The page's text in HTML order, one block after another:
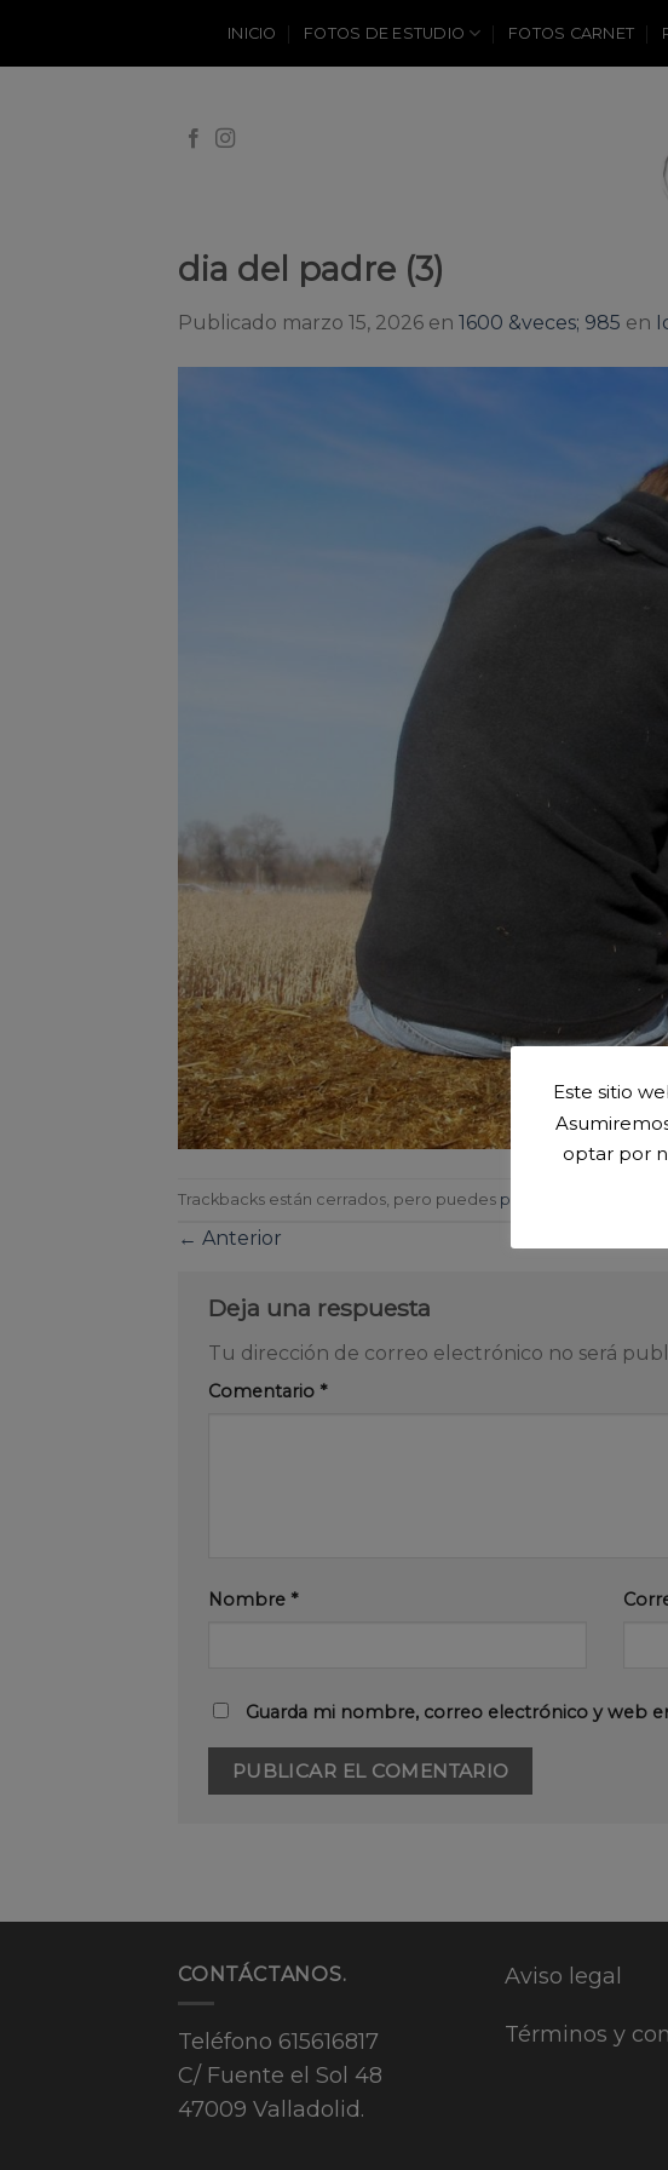
content
INICIO FOTOS DE ESTUDIO FOTOS CARNET
dia del padre (3)
Publicado marzo 15, 2026 en 1600 &veces; 985 en
Trackbacks están cerrados, pero puedes publicar un
← Anterior
Deja una respuesta
Tu dirección de correo electrónico no será
Comentario *
Nombre *
Guarda mi nombre, correo electrónico y web
CONTÁCTANOS.
Teléfono 615616817
C/ Fuente el Sol 48
47009 Valladolid.
Aviso legal
Términos y
Este sitio
optar por